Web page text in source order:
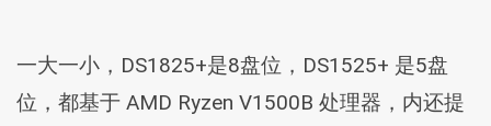
一大一小，DS1825+是8盘位，DS1525+ 是5盘
位，都基于 AMD Ryzen V1500B 处理器，内还提